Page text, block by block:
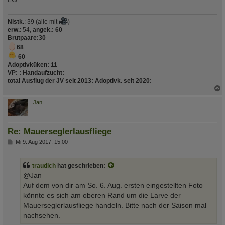
Nistk.: 39 (alle mit
)
erw.: 54, angek.: 60
Brutpaare:30
68
60
Adoptivküken: 11
VP: : Handaufzucht:
total Ausflug der JV seit 2013: Adoptivk. seit 2020:
Jan
Re: Mauerseglerlausfliege
BMi 9. Aug 2017, 15:00
traudich hat geschrieben:
@Jan
Auf dem von dir am So. 6. Aug. ersten eingestellten Foto
könnte es sich am oberen Rand um die Larve der
Mauerseglerlausfliege handeln. Bitte nach der Saison mal
nachsehen.